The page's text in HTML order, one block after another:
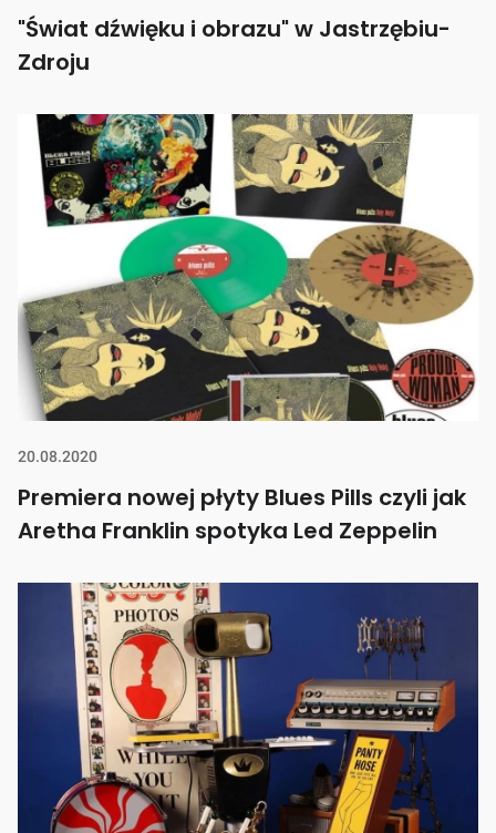
"Świat dźwięku i obrazu" w Jastrzębiu-
Zdroju
20.08.2020
Premiera nowej płyty Blues Pills czyli jak
Aretha Franklin spotyka Led Zeppelin